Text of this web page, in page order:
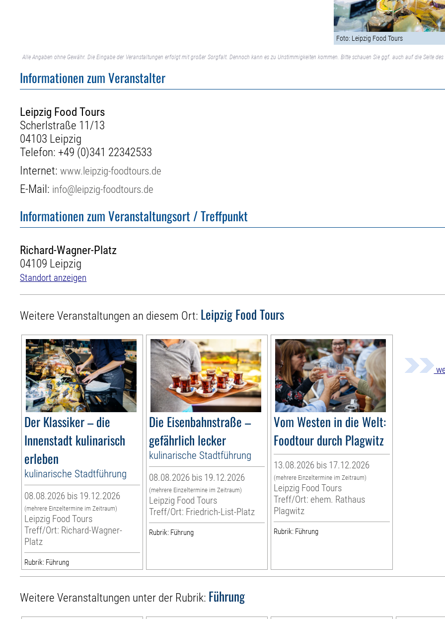
Foto: Leipzig Food Tours
Alle Angaben ohne Gewähr. Die Eingabe der Veranstaltungen erfolgt mit großer Sorgfalt. Dennoch kann es zu Unstimmigkeiten kommen. Bitte schauen Sie ggf. auch auf die Seite
Informationen zum Veranstalter
Leipzig Food Tours
Scherlstraße 11/13
04103 Leipzig
Telefon: +49 (0)341 22342533
Internet:www.leipzig-foodtours.de
E-Mail: info@leipzig-foodtours.de
Informationen zum Veranstaltungsort / Treffpunkt
Richard-Wagner-Platz
04109 Leipzig
Standort anzeigen
Weitere Veranstaltungen an diesem Ort: Leipzig Food Tours
Der Klassiker – die
Innenstadt kulinarisch
erleben
kulinarische Stadtführung
08.08.2026 bis 19.12.2026
(mehrere Einzeltermine im Zeitraum)
Leipzig Food Tours
Treff/Ort: Richard-Wagner-
Platz
Rubrik: Führung
Die Eisenbahnstraße –
gefährlich lecker
kulinarische Stadtführung
08.08.2026 bis 19.12.2026
(mehrere Einzeltermine im Zeitraum)
Leipzig Food Tours
Treff/Ort: Friedrich-List-Platz
Rubrik: Führung
Vom Westen in die Welt:
Foodtour durch Plagwitz
13.08.2026 bis 17.12.2026
(mehrere Einzeltermine im Zeitraum)
Leipzig Food Tours
Treff/Ort: ehem. Rathaus
Plagwitz
Rubrik: Führung
Weitere Veranstaltungen unter der Rubrik: Führung